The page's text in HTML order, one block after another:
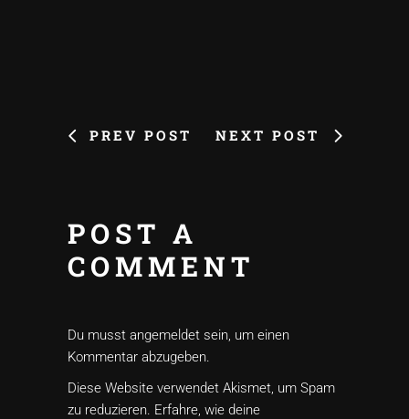
PREV POST NEXT POST
POST A
COMMENT
Du musst angemeldet sein, um einen
Kommentar abzugeben.
Diese Website verwendet Akismet, um Spam
zu reduzieren. Erfahre, wie deine